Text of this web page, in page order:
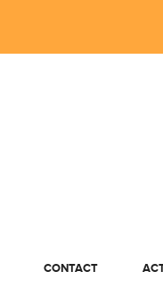
CONTACT